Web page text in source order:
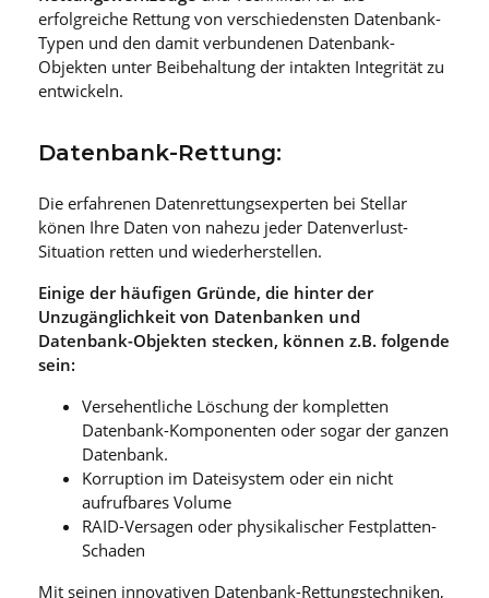
erfolgreiche Rettung von verschiedensten Datenbank-
Typen und den damit verbundenen Datenbank-
Objekten unter Beibehaltung der intakten Integrität zu
entwickeln.
Datenbank-Rettung:
Die erfahrenen Datenrettungsexperten bei Stellar
könen Ihre Daten von nahezu jeder Datenverlust-
Situation retten und wiederherstellen.
Einige der häufigen Gründe, die hinter der
Unzugänglichkeit von Datenbanken und
Datenbank-Objekten stecken, können z.B. folgende
sein:
Versehentliche Löschung der kompletten
Datenbank-Komponenten oder sogar der ganzen
Datenbank.
Korruption im Dateisystem oder ein nicht
aufrufbares Volume
RAID-Versagen oder physikalischer Festplatten-
Schaden
Mit seinen innovativen Datenbank-Rettungstechniken,